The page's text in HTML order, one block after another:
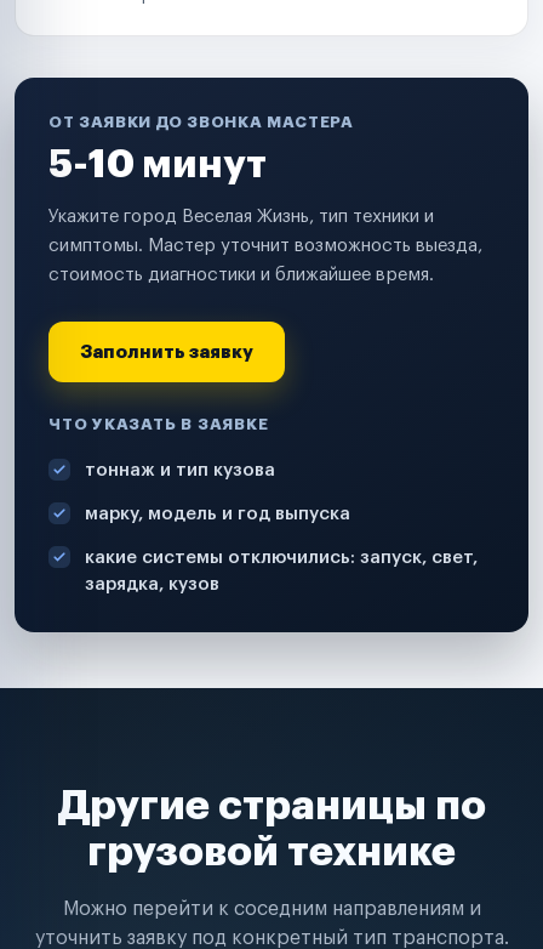
ОТ ЗАЯВКИ ДО ЗВОНКА МАСТЕРА
5-10 минут
Укажите город Веселая Жизнь, тип техники и
симптомы. Мастер уточнит возможность выезда,
стоимость диагностики и ближайшее время.
Заполнить заявку
ЧТО УКАЗАТЬ В ЗАЯВКЕ
тоннаж и тип кузова
марку, модель и год выпуска
какие системы отключились: запуск, свет,
зарядка, кузов
Другие страницы по
грузовой технике
Можно перейти к соседним направлениям и
уточнить заявку под конкретный тип транспорта.